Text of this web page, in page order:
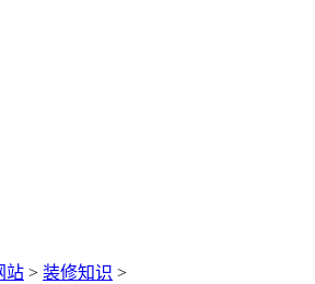
站 > 装修知识 >